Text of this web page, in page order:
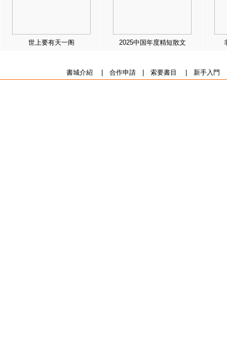
世上要有天一阁 2025中国年度精短散文
書城介紹 合作申請| 索要書目 新手入門